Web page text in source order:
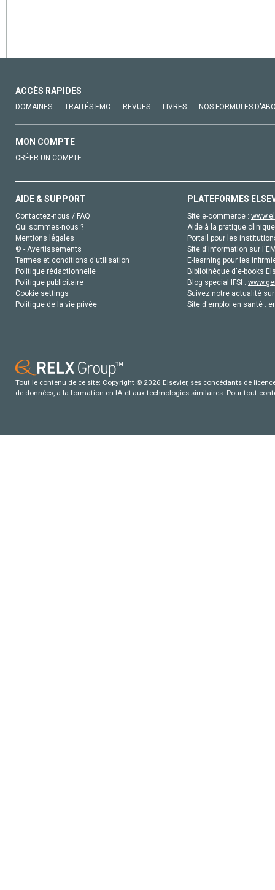
ACCÈS RAPIDES
DOMAINES TRAITÉS EMC REVUES LIVRES NOS FORMULES
MON COMPTE
CRÉER UN COMPTE
AIDE & SUPPORT
Contactez-nous / FAQ
Qui sommes-nous ?
Mentions légales
© - Avertissements
Termes et conditions d'utilisation
Politique rédactionnelle
Politique publicitaire
Cookie settings
Politique de la vie privée
PLATEFORMES
Site e-commerce :
Aide à la pratique
Portail pour les
Site d'information sur
E-learning pour les
Bibliothèque d'e-books
Blog special IFSI :
Suivez notre actualité
Site d'emploi en santé :
Tout le contenu de ce site: Copyright © 2026 Elsevier, ses concédants de
de données, a la formation en IA et aux technologies similaires. Pour tout